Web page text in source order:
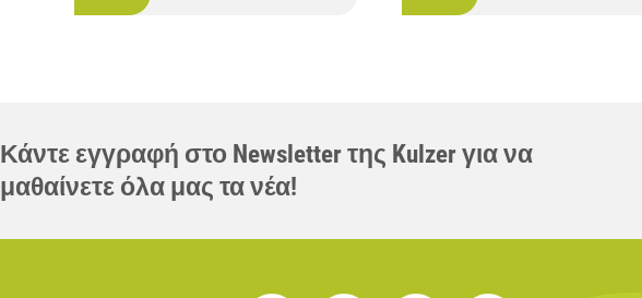
Κάντε εγγραφή στο Newsletter της Kulzer για να
μαθαίνετε όλα μας τα νέα!